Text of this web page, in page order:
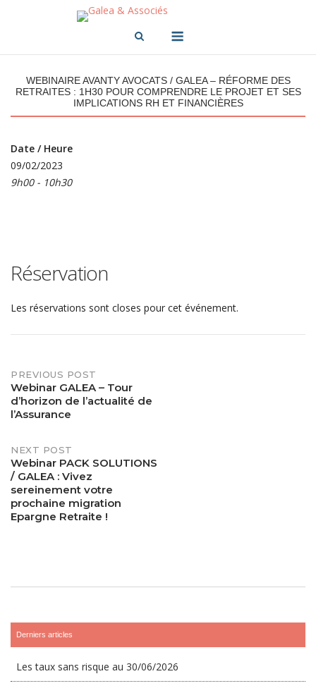
WEBINAIRE AVANTY AVOCATS / GALEA – RÉFORME DES
RETRAITES : 1H30 POUR COMPRENDRE LE PROJET ET SES
IMPLICATIONS RH ET FINANCIÈRES
Date / Heure
09/02/2023
9h00 - 10h30
Réservation
Les réservations sont closes pour cet événement.
Post
navigation
PREVIOUS POST
Webinar GALEA – Tour
d’horizon de l’actualité de
l’Assurance
NEXT POST
Webinar PACK SOLUTIONS
/ GALEA : Vivez
sereinement votre
prochaine migration
Epargne Retraite !
Derniers articles
Les taux sans risque au 30/06/2026